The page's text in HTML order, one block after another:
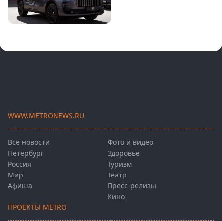
WWW.METRONEWS.RU
Все новости
Петербург
Россия
Мир
Афиша
Фото и видео
Здоровье
Туризм
Театр
Пресс-релизы
Кино
ПРОЕКТЫ METRO